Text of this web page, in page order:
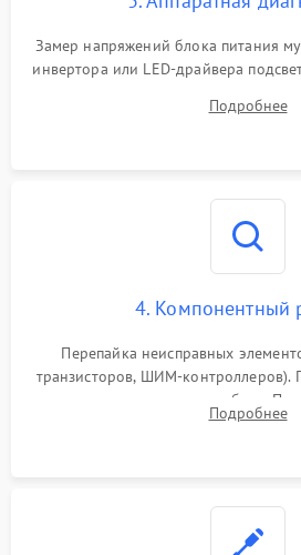
Поломка системы защиты
Замер напряжений блока питания
инвертора или LED-драйвера
питания скалера и тестирование
Подробнее
4. Компонентный
Перепайка неисправных
транзисторов, ШИМ-
памяти при программных сбоях.
разборка матрицы и замена
Подробнее